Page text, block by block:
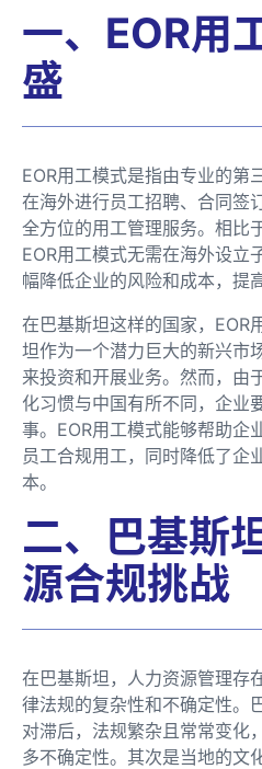
一、EOR用
盛
EOR用工模式是指由专业的第
在海外进行员工招聘、合同签
全方位的用工管理服务。相比
EOR用工模式无需在海外设立
幅降低企业的风险和成本，提
在巴基斯坦这样的国家，EOR
坦作为一个潜力巨大的新兴市
来投资和开展业务。然而，由
化习惯与中国有所不同，企业
事。EOR用工模式能够帮助企
员工合规用工，同时降低了企
本。
二、巴基斯
源合规挑战
在巴基斯坦，人力资源管理存
律法规的复杂性和不确定性。
对滞后，法规繁杂且常常变化
多不确定性。其次是当地的文